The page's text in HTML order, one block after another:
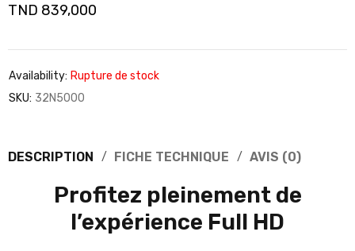
TND 839,000
Availability: Rupture de stock
SKU: 32N5000
DESCRIPTION FICHE TECHNIQUE AVIS (0)
Profitez pleinement de
l’expérience Full HD